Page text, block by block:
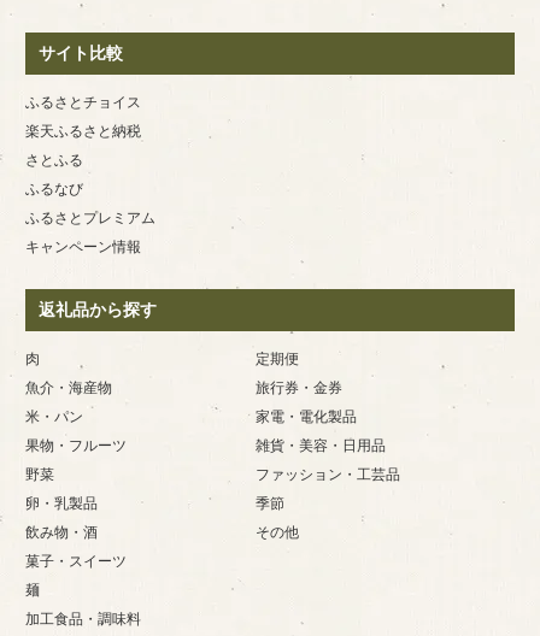
サイト比較
ふるさとチョイス
楽天ふるさと納税
さとふる
ふるなび
ふるさとプレミアム
キャンペーン情報
返礼品から探す
肉
魚介・海産物
米・パン
果物・フルーツ
野菜
卵・乳製品
飲み物・酒
菓子・スイーツ
麺
加工食品・調味料
定期便
旅行券・金券
家電・電化製品
雑貨・美容・日用品
ファッション・工芸品
季節
その他